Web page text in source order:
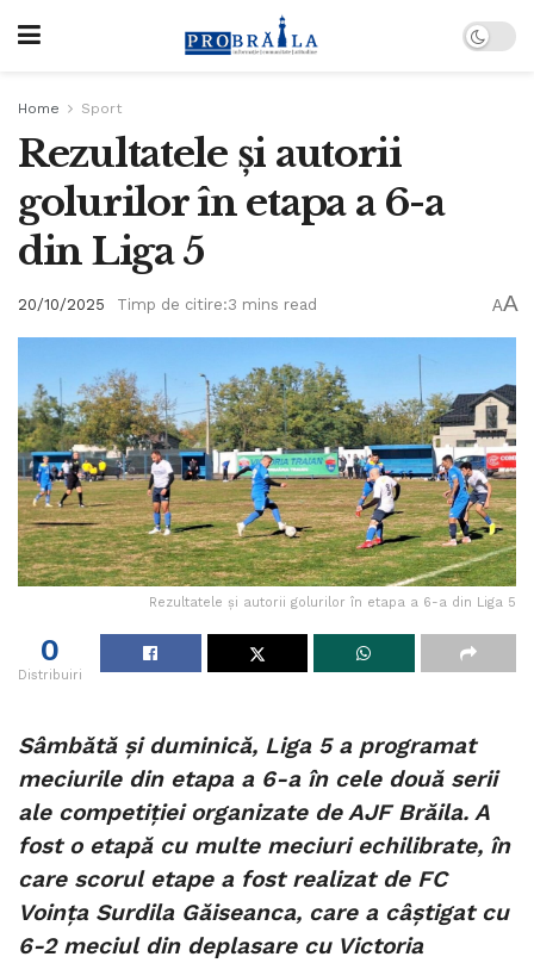
Home Sport
Rezultatele și autorii
golurilor în etapa a 6-a
din Liga 5
20/10/2025 Timp de citire:3 mins read AA
Rezultatele și autorii golurilor în etapa a 6-a din Liga 5
0
Distribuiri
Sâmbătă și duminică, Liga 5 a programat
meciurile din etapa a 6-a în cele două serii
ale competiției organizate de AJF Brăila. A
fost o etapă cu multe meciuri echilibrate, în
care scorul etape a fost realizat de FC
Voința Surdila Găiseanca, care a câștigat cu
6-2 meciul din deplasare cu Victoria